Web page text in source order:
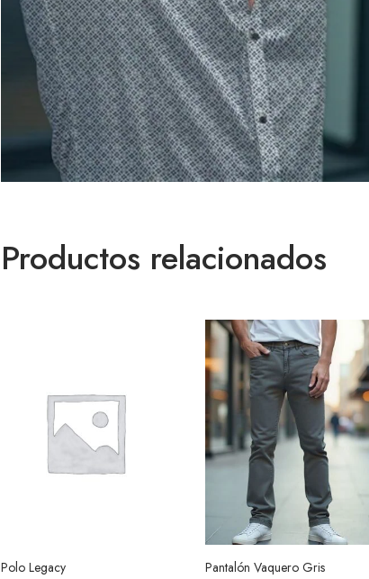
Productos relacionados
Polo Legacy Pantalón Vaquero Gris